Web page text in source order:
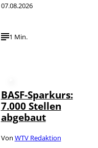
07.08.2026
1 Min.
BASF-Sparkurs:
7.000 Stellen
abgebaut
Von WTV Redaktion